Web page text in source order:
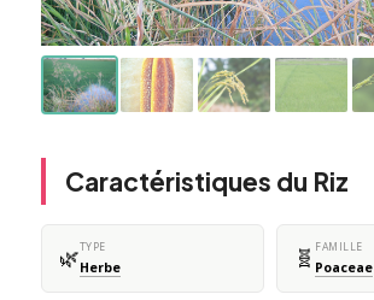
Caractéristiques du Riz
🌿TYPE
Herbe 🧬 FAMILLE
Poaceae